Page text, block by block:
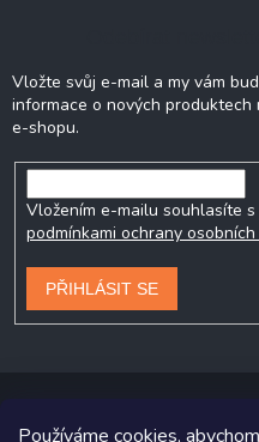
Používáme cookies,
Vložte svůj e-mail a my vám
informace o nových produktech
e-shopu.
Vložením e-mailu souhlasíte s
podmínkami ochrany
PŘIHLÁSIT SE